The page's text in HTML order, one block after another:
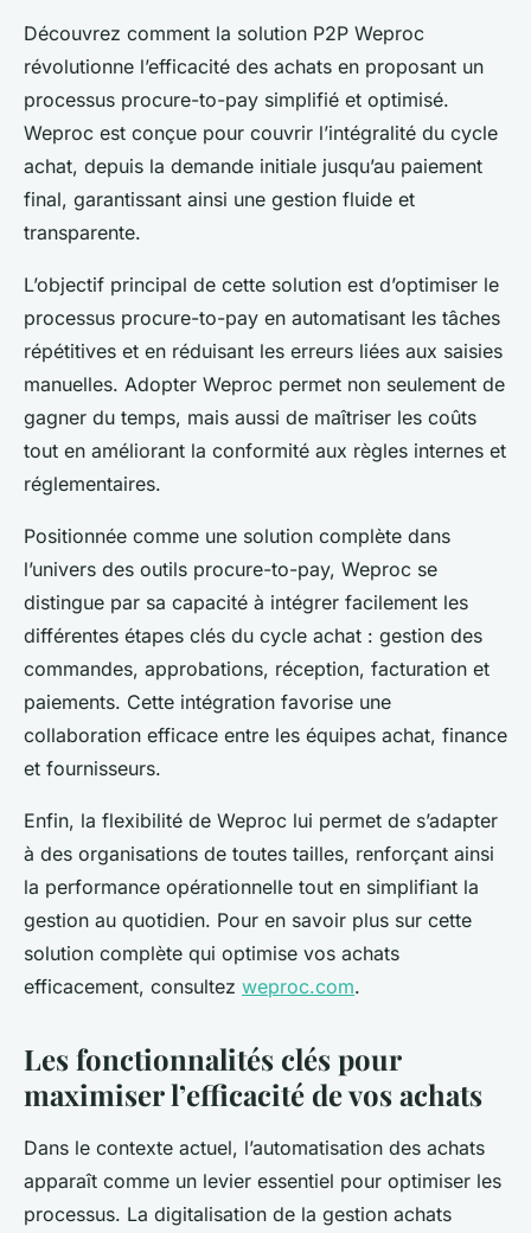
Découvrez comment la solution P2P Weproc
révolutionne l’efficacité des achats en proposant un
processus procure-to-pay simplifié et optimisé.
Weproc est conçue pour couvrir l’intégralité du cycle
achat, depuis la demande initiale jusqu’au paiement
final, garantissant ainsi une gestion fluide et
transparente.
L’objectif principal de cette solution est d’optimiser le
processus procure-to-pay en automatisant les tâches
répétitives et en réduisant les erreurs liées aux saisies
manuelles. Adopter Weproc permet non seulement de
gagner du temps, mais aussi de maîtriser les coûts
tout en améliorant la conformité aux règles internes et
réglementaires.
Positionnée comme une solution complète dans
l’univers des outils procure-to-pay, Weproc se
distingue par sa capacité à intégrer facilement les
différentes étapes clés du cycle achat : gestion des
commandes, approbations, réception, facturation et
paiements. Cette intégration favorise une
collaboration efficace entre les équipes achat, finance
et fournisseurs.
Enfin, la flexibilité de Weproc lui permet de s’adapter
à des organisations de toutes tailles, renforçant ainsi
la performance opérationnelle tout en simplifiant la
gestion au quotidien. Pour en savoir plus sur cette
solution complète qui optimise vos achats
efficacement, consultez weproc.com.
Les fonctionnalités clés pour
maximiser l’efficacité de vos achats
Dans le contexte actuel, l’automatisation des achats
apparaît comme un levier essentiel pour optimiser les
processus. La digitalisation de la gestion achats